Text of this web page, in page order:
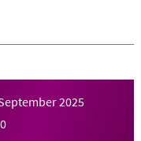
2025